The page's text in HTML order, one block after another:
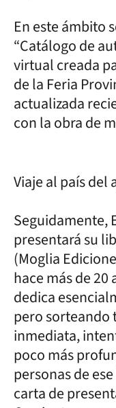
En este ámbito
“Catálogo de
virtual creada
de la Feria
actualizada
con la obra de
Viaje al país del
Seguidamente,
presentará su
(Moglia
hace más de 20
dedica
pero sorteando
inmediata,
poco más
personas de
carta de